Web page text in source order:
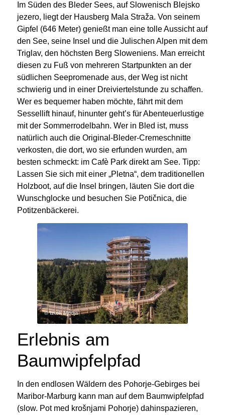
Im Süden des Bleder Sees, auf Slowenisch Blejsko
jezero, liegt der Hausberg Mala Straža. Von seinem
Gipfel (646 Meter) genießt man eine tolle Aussicht auf
den See, seine Insel und die Julischen Alpen mit dem
Triglav, den höchsten Berg Sloweniens. Man erreicht
diesen zu Fuß von mehreren Startpunkten an der
südlichen Seepromenade aus, der Weg ist nicht
schwierig und in einer Dreiviertelstunde zu schaffen.
Wer es bequemer haben möchte, fährt mit dem
Sessellift hinauf, hinunter geht’s für Abenteuerlustige
mit der Sommerrodelbahn. Wer in Bled ist, muss
natürlich auch die Original-Bleder-Cremeschnitte
verkosten, die dort, wo sie erfunden wurden, am
besten schmeckt: im Cafè Park direkt am See. Tipp:
Lassen Sie sich mit einer „Pletna“, dem traditionellen
Holzboot, auf die Insel bringen, läuten Sie dort die
Wunschglocke und besuchen Sie Potičnica, die
Potitzenbäckerei.
© Iztok Medja
Erlebnis am
Baumwipfelpfad
In den endlosen Wäldern des Pohorje-Gebirges bei
Maribor-Marburg kann man auf dem Baumwipfelpfad
(slow. Pot med krošnjami Pohorje) dahinspazieren,